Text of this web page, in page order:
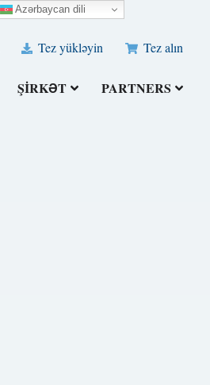
Tez yükləyin Tez alın
ŞIRKƏT PARTNERS
Azərbaycan dili